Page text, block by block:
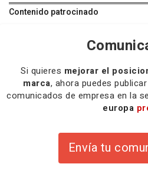
Contenido patrocinado
Si quieres mejorar el
marca, ahora puedes
comunicados de empresa en la
europa
Envía tu